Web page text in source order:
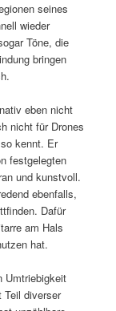
seines
wieder
Töne, die
bringen
eben nicht
nicht für Drones
kennt. Er
festgelegten
und kunstvoll.
ebenfalls,
Dafür
am Hals
hat.
Umtriebigkeit
diverser